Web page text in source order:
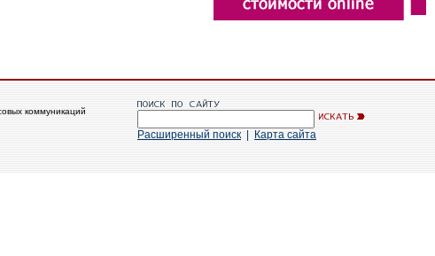
коммуникаций
Расширенный поиск Карта сайта